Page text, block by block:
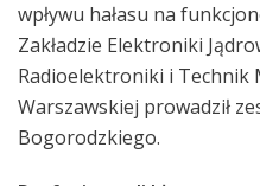
wpływu hałasu na
Zakładzie Elektroniki
Radioelektroniki i Technik
Warszawskiej prowadził
Bogorodzkiego.